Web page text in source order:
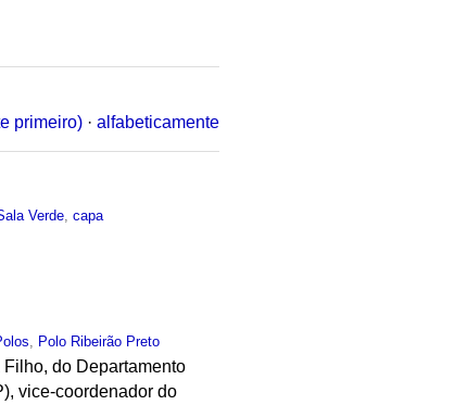
primeiro) · alfabeticamente
Verde ,capa
Polo Ribeirão Preto
do Departamento
vice-coordenador do